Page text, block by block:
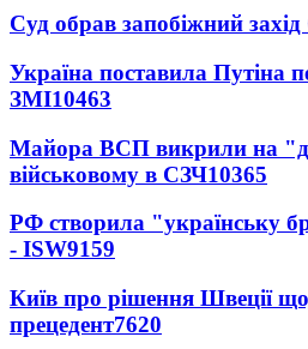
Суд обрав запобіжний
Україна поставила Путіна
ЗМІ10463
Майора ВСП викрили на
військовому в СЗЧ10365
РФ створила "українську
- ISW9159
Київ про рішення Швеції
прецедент7620